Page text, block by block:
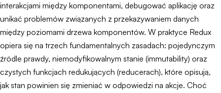
interakcjami między komponentami, debugować aplikację oraz
unikać problemów związanych z przekazywaniem danych
między poziomami drzewa komponentów. W praktyce Redux
opiera się na trzech fundamentalnych zasadach: pojedynczym
źródle prawdy, niemodyfikowalnym stanie (immutability) oraz
czystych funkcjach redukujących (reducerach), które opisują,
jak stan powinien się zmieniać w odpowiedzi na akcje. Choć